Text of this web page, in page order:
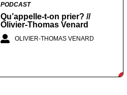
PODCAST
Qu’appelle-t-on prier? //
Olivier-Thomas Venard
OLIVIER-THOMAS VENARD